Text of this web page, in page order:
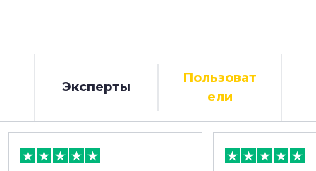
Эксперты
Пользоват
ели